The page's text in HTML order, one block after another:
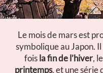
Le mois de mars est
symbolique au Japon.
foisla fin de l’hiver, le
printemps, et une série